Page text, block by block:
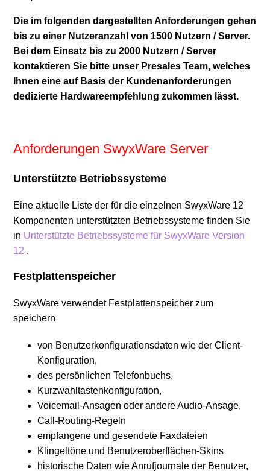
Die im folgenden dargestellten Anforderungen gehen
bis zu einer Nutzeranzahl von 1500 Nutzern / Server.
Bei dem Einsatz bis zu 2000 Nutzern / Server
kontaktieren Sie bitte unser Presales Team, welches
Ihnen eine auf Basis der Kundenanforderungen
dedizierte Hardwareempfehlung zukommen lässt.
Anforderungen SwyxWare Server
Unterstützte Betriebssysteme
Eine aktuelle Liste der für die einzelnen SwyxWare 12
Komponenten unterstützten Betriebssysteme finden Sie
in Unterstützte Betriebssysteme für SwyxWare Version
12 .
Festplattenspeicher
SwyxWare verwendet Festplattenspeicher zum
speichern
von Benutzerkonfigurationsdaten wie der Client-
Konfiguration,
des persönlichen Telefonbuchs,
Kurzwahltastenkonfiguration,
Voicemail-Ansagen oder andere Audio-Ansage,
Call-Routing-Regeln
empfangene und gesendete Faxdateien
Klingeltöne und Benutzeroberflächen-Skins
historische Daten wie Anrufjournale der Benutzer,